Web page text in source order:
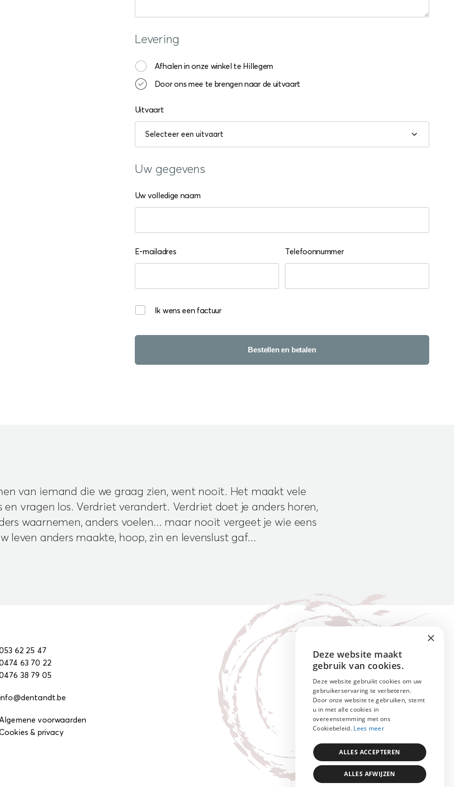
Levering
Afhalen in onze winkel te Hillegem
Door ons mee te brengen naar de uitvaart
Uitvaart
Uw gegevens
Uw volledige naam
E-mailadres Telefoonnummer
Ik wens een factuur
Bestellen en betalen
van iemand die we graag zien, went nooit. Het maakt vele
en vragen los. Verdriet verandert. Verdriet doet je anders horen,
waarnemen, anders voelen... maar nooit vergeet je wie eens
leven anders maakte, hoop, zin en levenslust gaf...
62 25 47
63 70 22
38 79 05
Algemene voorwaarden
& privacy
ENGLISH
FRANÇAIS
×
Deze website maakt
gebruik van cookies.
Deze website gebruikt cookies om uw
gebruikerservaring te verbeteren.
Door onze website te gebruiken, stemt
u in met alle cookies in
overeenstemming met ons
Cookiebeleid. Lees meer
ALLES ACCEPTEREN
ALLES AFWIJZEN